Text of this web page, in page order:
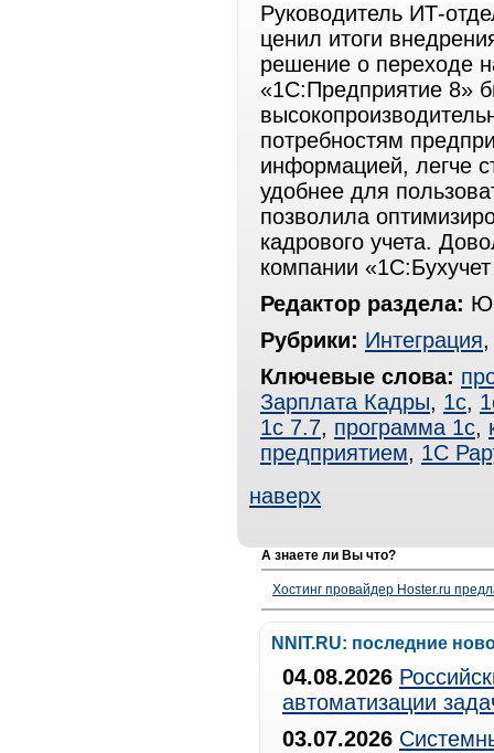
Руководитель ИТ-
ценил итоги
решение о переходе
«1С:Предприятие 8»
потребностям
информацией, легче
удобнее для
позволила
кадрового учета.
компании
Редактор раздела:
Рубрики: Интеграция
Ключевые слова:
Зарплата Кадры, 1с,
1с 7.7, программа 1с,
предприятием, 1С
наверх
А знаете ли Вы что?
Хостинг провайдер Hoster.ru
NNIT.RU: последние
04.08.2026
автоматизации
03.07.2026